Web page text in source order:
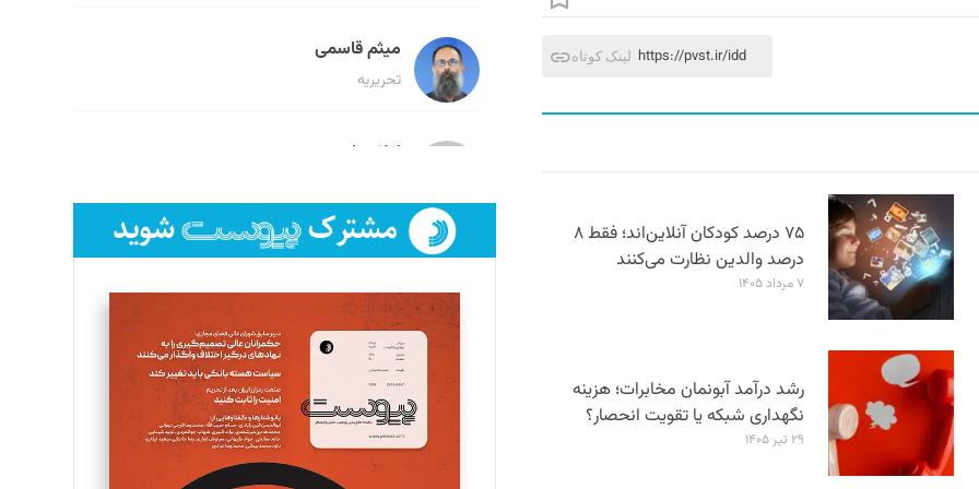
لینک کوتاه https://pvst.ir/idd
۷۵ درصد کودکان آنلاین‌اند؛ فقط ۸
درصد والدین نظارت می‌کنند
۷ مرداد ۱۴۰۵
رشد درآمد آبونمان مخابرات؛ هزینه
نگهداری شبکه یا تقویت انحصار؟
۲۹ تیر ۱۴۰۵
میثم قاسمی
تحریریه
لیلا حنارود
فائزه فتحی رستمی
تحریریه
سروش کرمیان
تحریریه
مینا پاکدل